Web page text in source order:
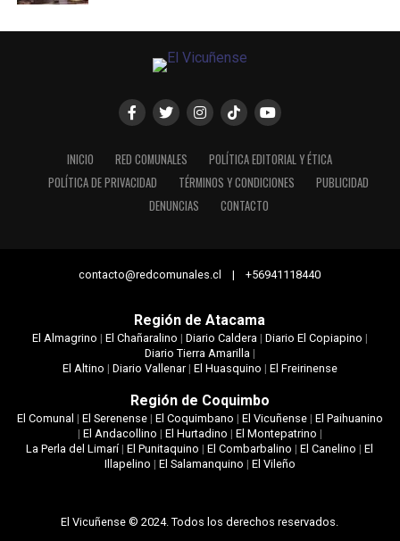
INICIO RED COMUNALES
POLÍTICA EDITORIAL Y ÉTICA
POLÍTICA DE PRIVACIDAD
TÉRMINOS Y CONDICIONES
PUBLICIDAD
DENUNCIAS
CONTACTO
contacto@redcomunales.cl | +56941118440
Región de Atacama
El Almagrino | El Chañaralino | Diario Caldera| Diario El Copiapino |
Diario Tierra Amarilla|
El Altino | Diario Vallenar| El Huasquino | El Freirinense
Región de Coquimbo
El Comunal | El Serenense| El Coquimbano | El Vicuñense| El Paihuanino
| El Andacollino | El Hurtadino | El Montepatrino |
La Perla del Limarí|El Punitaquino |El Combarbalino |El Canelino |El
Illapelino | El Salamanquino | El Vileño
El Vicuñense © 2024. Todos los derechos reservados.